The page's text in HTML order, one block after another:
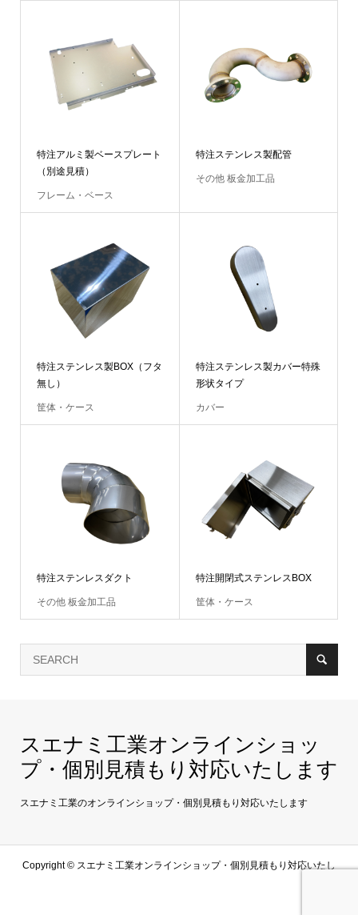
特注アルミ製ベースプレート
（別途見積）
フレーム・ベース
特注ステンレス製配管
その他 板金加工品
特注ステンレス製BOX（フタ
無し）
筐体・ケース
特注ステンレス製カバー特殊
形状タイプ
カバー
特注ステンレスダクト
その他 板金加工品
特注開閉式ステンレスBOX
筐体・ケース
スエナミ工業オンラインショッ
プ・個別見積もり対応いたします
スエナミ工業のオンラインショップ・個別見積もり対応いたします
Copyright © スエナミ工業オンラインショップ・個別見積もり対応いたし